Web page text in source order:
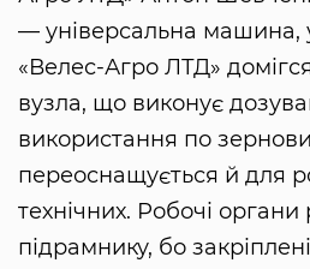
— універсальна машина,
«Велес-Агро ЛТД»
вузла, що виконує
використання по
переоснащується й для
технічних. Робочі
підрамнику, бо